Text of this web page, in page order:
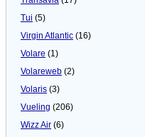
Tui (5)
Virgin Atlantic (16)
Volare (1)
Volareweb (2)
Volaris (3)
Vueling (206)
Wizz Air (6)